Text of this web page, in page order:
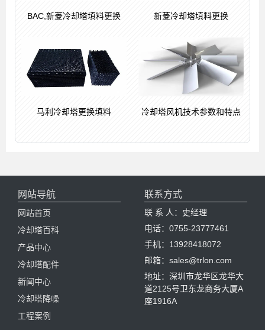
BAC,新菱冷却塔填料更换 新菱冷却塔填料更换
马利冷却塔更换填料 冷却塔风机技术参数和特点
网站导航
网站首页
冷却塔百科
产品中心
冷却塔配件
新闻中心
冷却塔降噪
工程案例
联系方式
联 系 人：史经理
电话：0755-23777461
手机：13928418072
邮箱：sales@trlon.com
地址：深圳市龙华区龙华大
道2125号卫东龙商务大厦A
座1916A